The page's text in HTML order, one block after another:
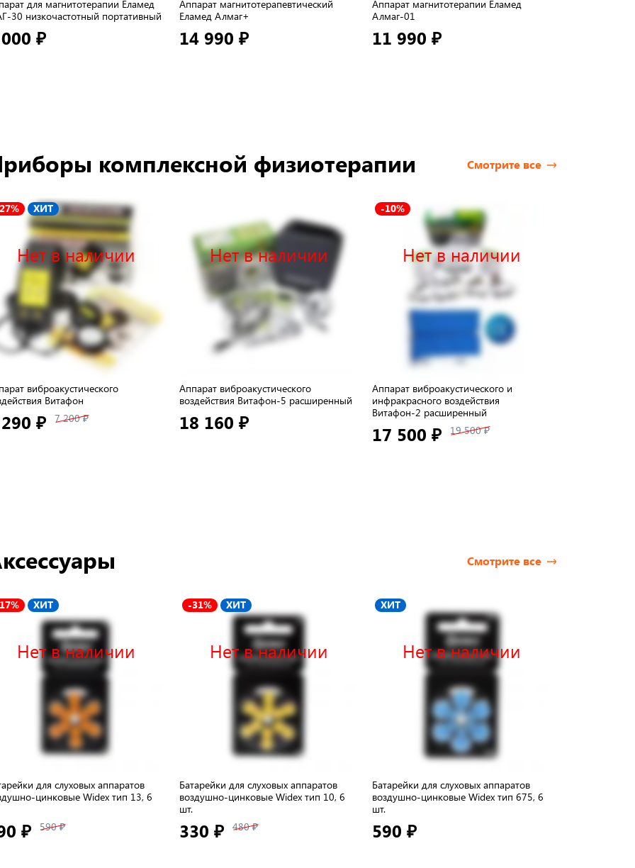
для магнитотерапии Еламед
30 низкочастотный портативный
₽
Аппарат магнитотерапевтический
Еламед Алмаг+
14 990 ₽
Аппарат магнитотерапии Еламед
Алмаг-01
11 990 ₽
Смотрите все
комплексной физиотерапии
Нет в наличии
ХИТ
виброакустического
Витафон
₽ 7 200 ₽
Нет в наличии
Аппарат виброакустического
воздействия Витафон-5 расширенный
18 160 ₽
Нет в наличии
-10%
Аппарат виброакустического и
инфракрасного воздействия
Витафон-2 расширенный
17 500 ₽ 19 500 ₽
Смотрите все
Нет в наличии
ХИТ
для слуховых аппаратов
цинковые Widex тип 13, 6
₽ 590 ₽
Нет в наличии
-31% ХИТ
Батарейки для слуховых аппаратов
воздушно-цинковые Widex тип 10, 6
шт.
330 ₽ 480 ₽
Нет в наличии
ХИТ
Батарейки для слуховых аппаратов
воздушно-цинковые Widex тип 675, 6
шт.
590 ₽